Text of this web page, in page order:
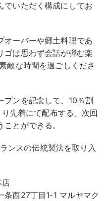
でいただく構成にしてお
オーバーや郷土料理であ
ゴは思わず会話が弾む楽
敵な時間を過ごしくださ
プンを記念して、10％割
先着にて配布する。次回
とができる。
ンスの伝統製法を取り入
西27丁目1-1 マルヤマク